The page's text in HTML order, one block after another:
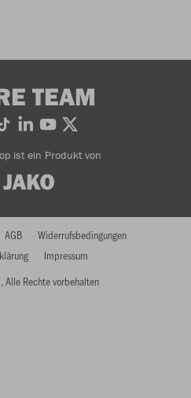
TEAM
ist ein Produkt von
Alle Rechte vorbehalten
AGB
Widerrufsbedingungen
Impressum